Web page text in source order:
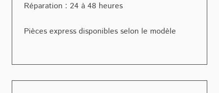
Réparation : 24 à 48 heures
Pièces express disponibles selon le modèle